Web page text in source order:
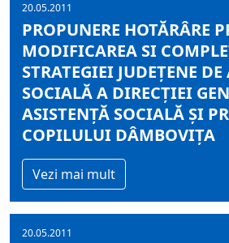
20.05.2011
PROPUNERE HOTĂRÂRE
MODIFICAREA SI
STRATEGIEI JUDEŢENE
SOCIALĂ A DIRECŢIEI
ASISTENŢĂ SOCIALĂ ŞI
COPILULUI DÂMBOVIŢA
Vezi mai mult
20.05.2011